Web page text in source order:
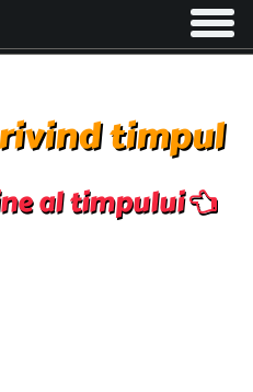
Toggle
timpul
al timpului